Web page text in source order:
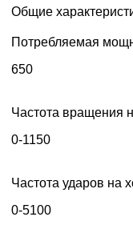
Общие
Потребляемая
650
Частота вращения
0-1150
Частота ударов на
0-5100